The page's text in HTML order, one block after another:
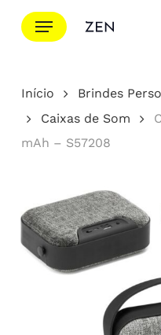
para
principal
Menu
Cotação
Início Brindes
Caixas de Som
mAh – S57208